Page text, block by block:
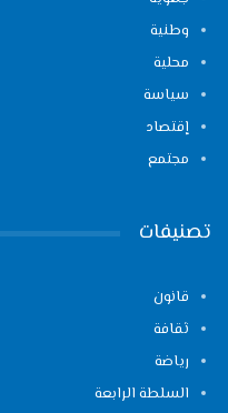
وطنية
محلية
سياسة
إقتصاد
مجتمع
تصنيفات
قانون
ثقافة
رياضة
السلطة الرابعة